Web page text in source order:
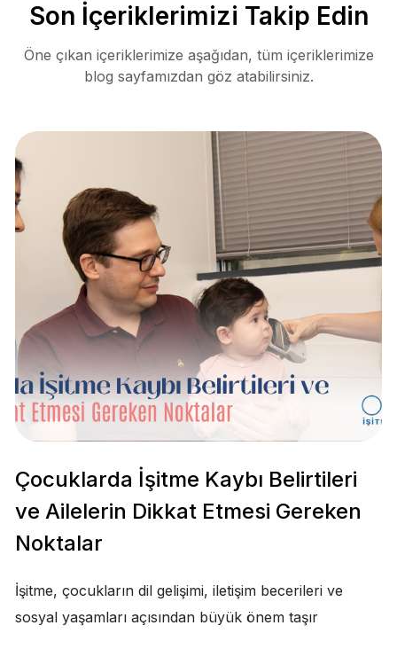
Son İçeriklerimizi Takip Edin
Öne çıkan içeriklerimize aşağıdan, tüm içeriklerimize
blog sayfamızdan göz atabilirsiniz.
Çocuklarda İşitme Kaybı Belirtileri
ve Ailelerin Dikkat Etmesi Gereken
Noktalar
İşitme, çocukların dil gelişimi, iletişim becerileri ve
sosyal yaşamları açısından büyük önem taşır